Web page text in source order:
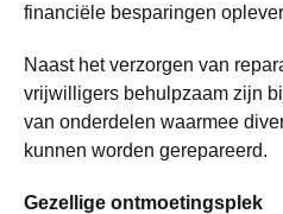
financiële besparingen
Naast het verzorgen van
vrijwilligers behulpzaam zijn
van onderdelen waarmee
kunnen worden gerepareerd.
Gezellige ontmoetingsplek